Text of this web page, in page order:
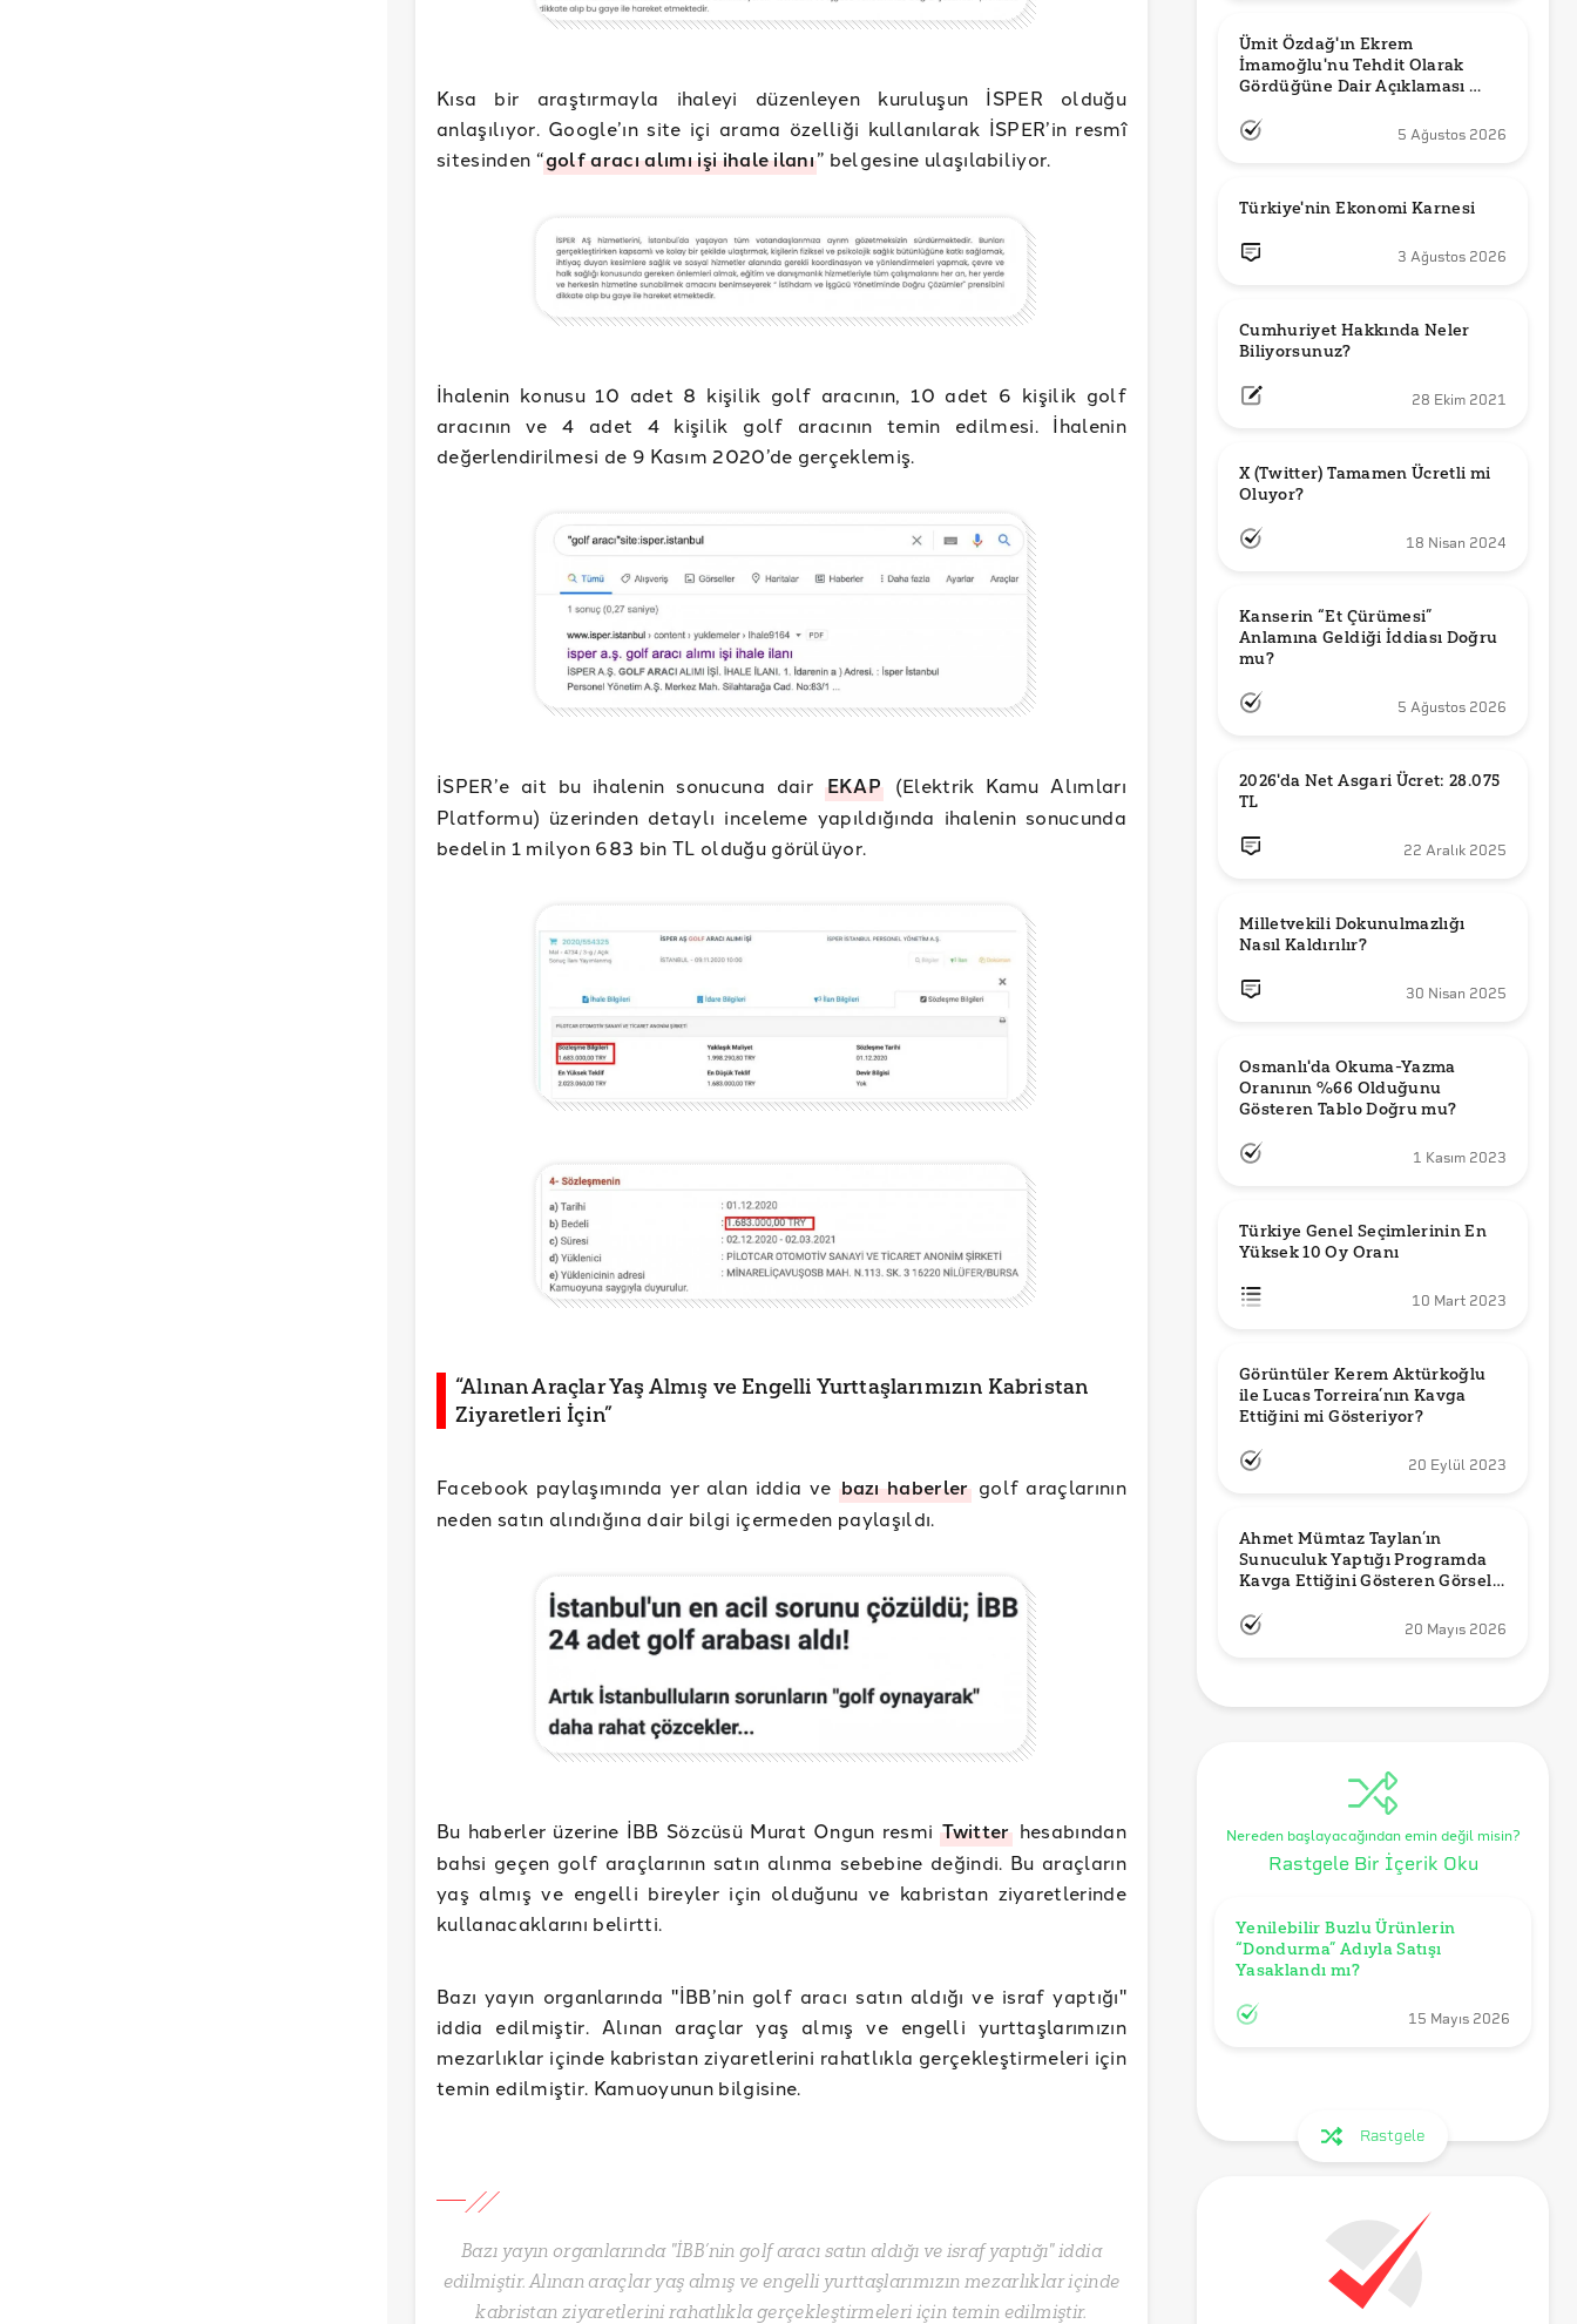
Kısa bir araştırmayla ihaleyi düzenleyen kuruluşun İSPER olduğu
anlaşılıyor. Google’ın site içi arama özelliği kullanılarak İSPER’in resmî
sitesinden “golf aracı alımı işi ihale ilanı” belgesine ulaşılabiliyor.
İhalenin konusu 10 adet 8 kişilik golf aracının, 10 adet 6 kişilik golf
aracının ve 4 adet 4 kişilik golf aracının temin edilmesi. İhalenin
değerlendirilmesi de 9 Kasım 2020’de gerçeklemiş.
İSPER’e ait bu ihalenin sonucuna dair EKAP (Elektrik Kamu Alımları
Platformu) üzerinden detaylı inceleme yapıldığında ihalenin sonucunda
bedelin 1 milyon 683 bin TL olduğu görülüyor.
“Alınan Araçlar Yaş Almış ve Engelli Yurttaşlarımızın Kabristan
Ziyaretleri İçin”
Facebook paylaşımında yer alan iddia ve bazı haberlergolf araçlarının
neden satın alındığına dair bilgi içermeden paylaşıldı.
Bu haberler üzerine İBB Sözcüsü Murat Ongun resmiTwitterhesabından
bahsi geçen golf araçlarının satın alınma sebebine değindi. Bu araçların
yaş almış ve engelli bireyler için olduğunu ve kabristan ziyaretlerinde
kullanacaklarını belirtti.
Bazı yayın organlarında "İBB’nin golf aracı satın aldığı ve israf yaptığı"
iddia edilmiştir. Alınan araçlar yaş almış ve engelli yurttaşlarımızın
mezarlıklar içinde kabristan ziyaretlerini rahatlıkla gerçekleştirmeleri için
temin edilmiştir. Kamuoyunun bilgisine.
Bazı yayın organlarında "İBB’nin golf aracı satın aldığı ve israf yaptığı" iddia
edilmiştir. Alınan araçlar yaş almış ve engelli yurttaşlarımızın mezarlıklar içinde
kabristan ziyaretlerini rahatlıkla gerçekleştirmeleri için temin edilmiştir.
Ümit Özdağ'ın Ekrem
İmamoğlu'nu Tehdit Olarak
Gördüğüne Dair Açıklaması
5 Ağustos 2026
Türkiye'nin Ekonomi Karnesi
3 Ağustos 2026
Cumhuriyet Hakkında Neler
Biliyorsunuz?
28 Ekim 2021
X (Twitter) Tamamen Ücretli mi
Oluyor?
18 Nisan 2024
Kanserin “Et Çürümesi”
Anlamına Geldiği İddiası Doğru
mu?
5 Ağustos 2026
2026'da Net Asgari Ücret: 28.075
TL
22 Aralık 2025
Milletvekili Dokunulmazlığı
Nasıl Kaldırılır?
30 Nisan 2025
Osmanlı'da Okuma-Yazma
Oranının %66 Olduğunu
Gösteren Tablo Doğru mu?
1 Kasım 2023
Türkiye Genel Seçimlerinin En
Yüksek 10 Oy Oranı
10 Mart 2023
Görüntüler Kerem Aktürkoğlu
ile Lucas Torreira’nın Kavga
Ettiğini mi Gösteriyor?
20 Eylül 2023
Ahmet Mümtaz Taylan’ın
Sunuculuk Yaptığı Programda
Kavga Ettiğini Gösteren Görsel
20 Mayıs 2026
Nereden başlayacağından emin değil misin?
Rastgele Bir İçerik Oku
Yenilebilir Buzlu Ürünlerin
“Dondurma” Adıyla Satışı
Yasaklandı mı?
15 Mayıs 2026
Rastgele